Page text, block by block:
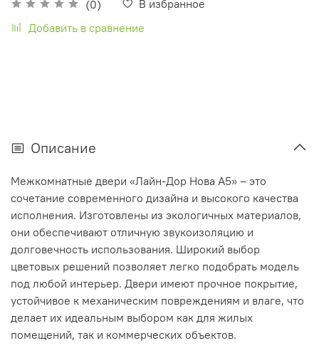
(0)
В избранное
Добавить в сравнение
Описание
Межкомнатные двери «Лайн-Дор Нова А5» – это
сочетание современного дизайна и высокого качества
исполнения. Изготовлены из экологичных материалов,
они обеспечивают отличную звукоизоляцию и
долговечность использования. Широкий выбор
цветовых решений позволяет легко подобрать модель
под любой интерьер. Двери имеют прочное покрытие,
устойчивое к механическим повреждениям и влаге, что
делает их идеальным выбором как для жилых
помещений, так и коммерческих объектов.